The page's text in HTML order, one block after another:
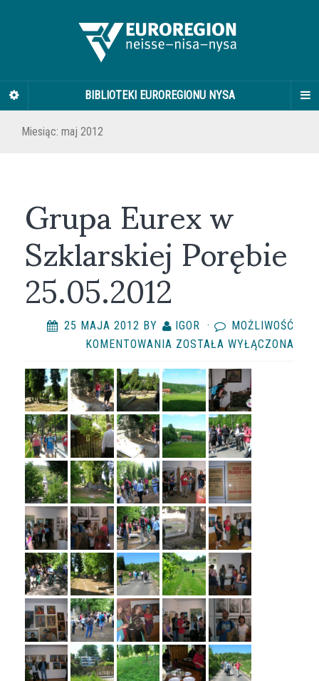
BIBLIOTEKI EUROREGIONU NYSA
Miesiąc: maj 2012
Grupa Eurex w
Szklarskiej Porębie
25.05.2012
25 MAJA 2012 BY IGOR ·
MOŻLIWOŚĆ
KOMENTOWANIA GRUPA
W
SZKLARSKIEJ
PORĘBIE
25.05.2012
ZOSTAŁA WYŁĄCZONA